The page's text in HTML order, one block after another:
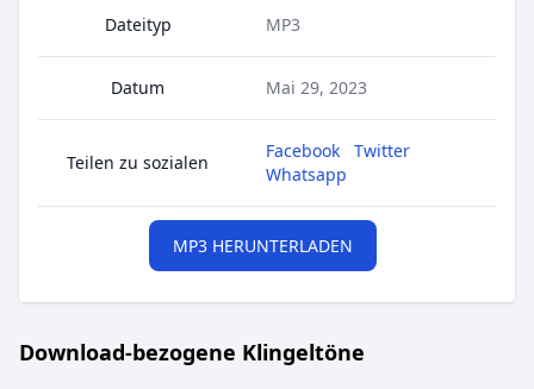
Dateityp MP3
Datum Mai 29, 2023
Teilen zu sozialen
Facebook
Twitter
Whatsapp
MP3 HERUNTERLADEN
Download-bezogene Klingeltöne